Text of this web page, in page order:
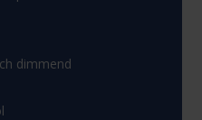
dimmend